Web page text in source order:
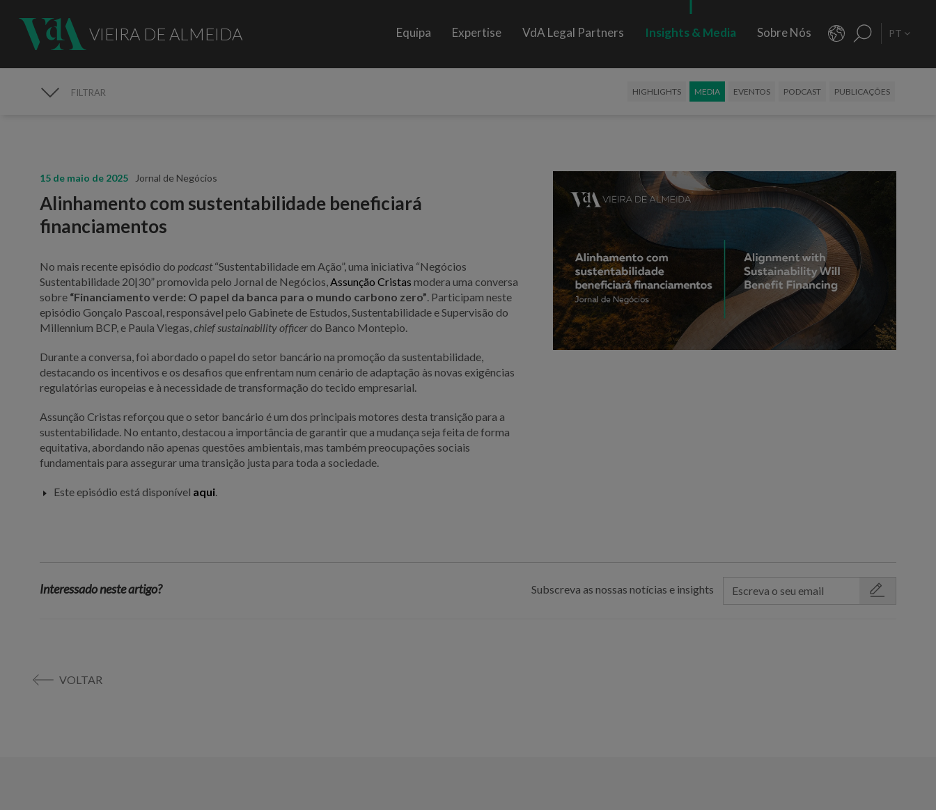
VIEIRA DE ALMEIDA Equipa Expertise VdA Legal Partners Insights & Media Sobre Nós PT
FILTRAR HIGHLIGHTS MEDIA EVENTOS PODCAST PUBLICAÇÕES
15 de maio de 2025 Jornal de Negócios
Alinhamento com sustentabilidade beneficiará
financiamentos
No mais recente episódio do podcast“Sustentabilidade em Ação”, uma iniciativa “Negócios
Sustentabilidade 20|30” promovida pelo Jornal de Negócios, Assunção Cristas modera uma conversa
sobre “Financiamento verde: O papel da banca para o mundo carbono zero” . Participam neste
episódio Gonçalo Pascoal, responsável pelo Gabinete de Estudos, Sustentabilidade e Supervisão do
Millennium BCP, e Paula Viegas,chief sustainability officer do Banco Montepio.
Durante a conversa, foi abordado o papel do setor bancário na promoção da sustentabilidade,
destacando os incentivos e os desafios que enfrentam num cenário de adaptação às novas exigências
regulatórias europeias e à necessidade de transformação do tecido empresarial.
Assunção Cristas reforçou que o setor bancário é um dos principais motores desta transição para a
sustentabilidade. No entanto, destacou a importância de garantir que a mudança seja feita de forma
equitativa, abordando não apenas questões ambientais, mas também preocupações sociais
fundamentais para assegurar uma transição justa para toda a sociedade.
Este episódio está disponível aqui
Interessado neste artigo? Subscreva as nossas notícias e insights
VOLTAR